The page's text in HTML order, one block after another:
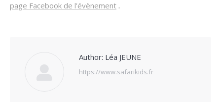
page Facebook de l’évènement .
Author: Léa JEUNE
https://www.safarikids.fr